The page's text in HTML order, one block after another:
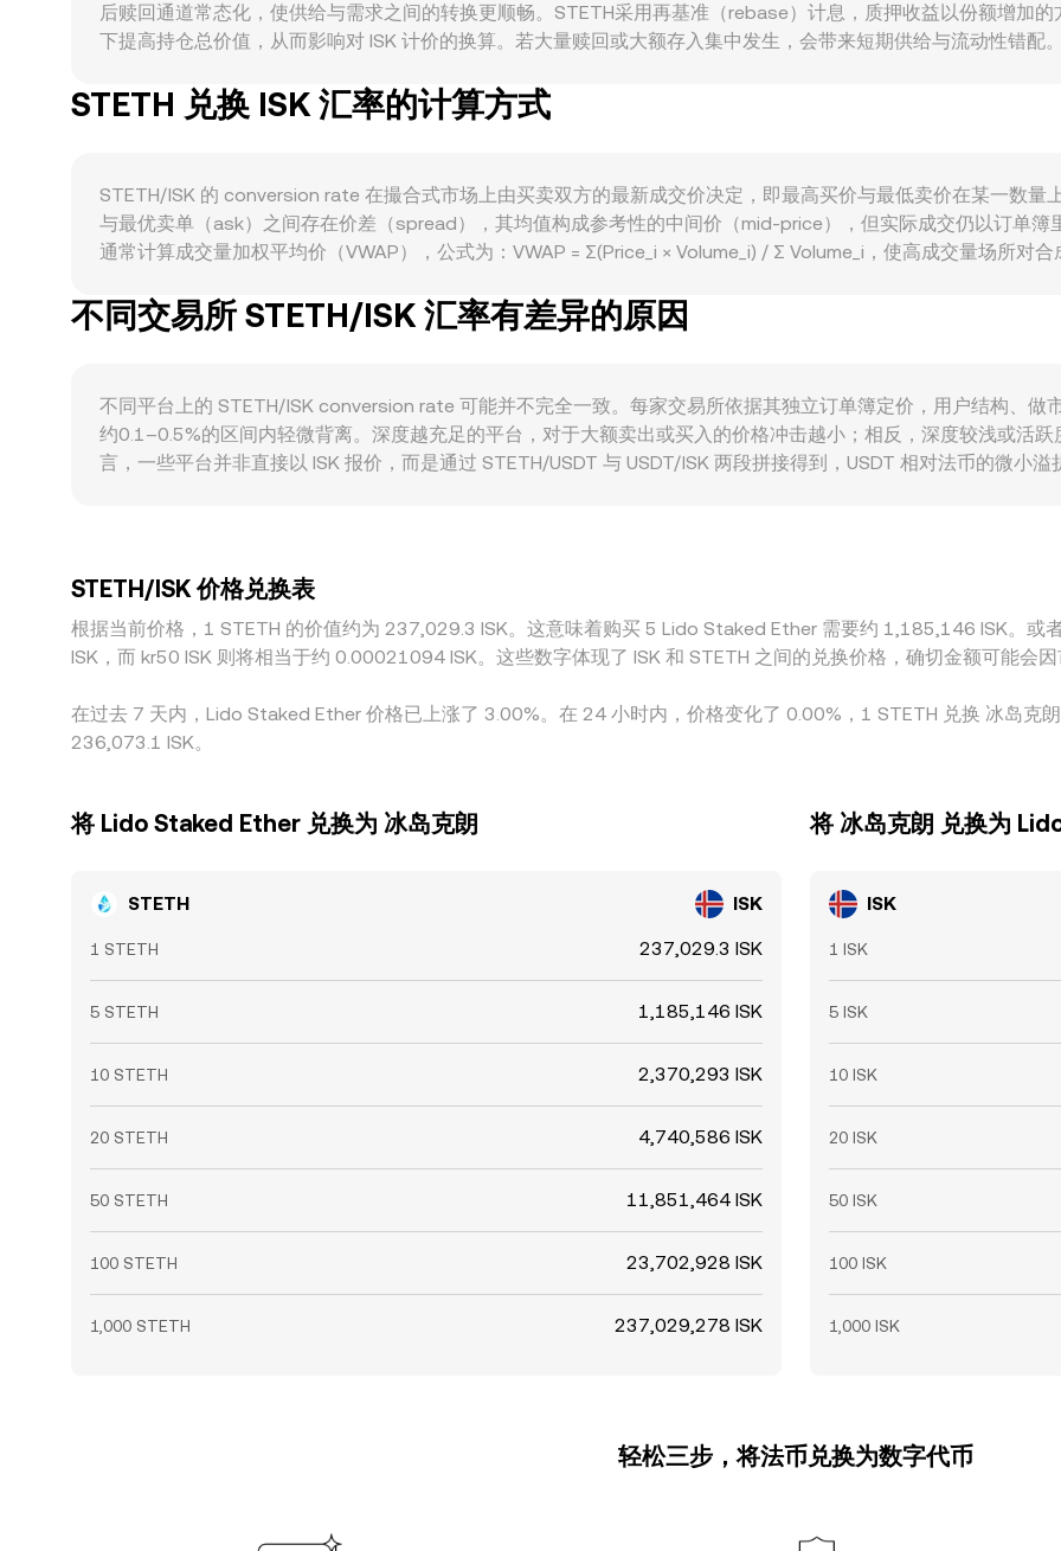
后赎回通道常态化，使供给与需求之间的转换更顺畅。STETH采用再基准（rebase）计息，质押收益以份额增加
下提高持仓总价值，从而影响对 ISK 计价的换算。若大量赎回或大额存入集中发生，会带来短期供给与流动性错配
conversion rate。宏观维度上，STETH与ETH高度相关，而ETH在短期内常受BTC方向性牵引；同时，ISK 的强弱
加密资产风险溢价的影响传导至 STETH/ISK。监管层面，针对质押业务的合规指引、中心化平台对质押代币的上
与赎回、以及 Curve 等池子的 STETH/ETH 池子失衡都会带来短期波动；当池子偏离锚定时，套利与再平衡交易会
STETH 兑换 ISK 汇率的计算方式
STETH/ISK 的 conversion rate 在撮合式市场上由买卖双方的最新成交价决定，即最高买价与最低卖价在某一数
与最优卖单（ask）之间存在价差（spread），其均值构成参考性的中间价（mid-price），但实际成交仍以订单
通常计算成交量加权平均价（VWAP），公式为：VWAP = Σ(Price_i × Volume_i) / Σ Volume_i，使高成交量场所对
（AMM）可用恒定乘积模型描述：x × y = k，其中价格近似为 y/x；需要注意的是，诸如 Curve 的稳定资产与相近
“以池内两侧资产相对储备决定边际价格”的原理。综合而言，订单簿撮合价、跨平台的 VWAP 以及 DEX 池中的边
不同交易所 STETH/ISK 汇率有差异的原因
不同平台上的 STETH/ISK conversion rate 可能并不完全一致。每家交易所依据其独立订单簿定价，用户结构、做
约0.1–0.5%的区间内轻微背离。深度越充足的平台，对于大额卖出或买入的价格冲击越小；相反，深度较浅或活
言，一些平台并非直接以 ISK 报价，而是通过 STETH/USDT 与 USDT/ISK 两段拼接得到，USDT 相对法币的微小
STETH/ISK 价格兑换表
根据当前价格，1 STETH 的价值约为 237,029.3 ISK。这意味着购买 5 Lido Staked Ether 需要约 1,185,146 ISK。
ISK，而 kr50 ISK 则将相当于约 0.00021094 ISK。这些数字体现了 ISK 和 STETH 之间的兑换价格，确切金额可能会
在过去 7 天内，Lido Staked Ether 价格已上涨了 3.00%。在 24 小时内，价格变化了 0.00%，1 STETH 兑换 冰岛克
236,073.1 ISK。
将 Lido Staked Ether 兑换为 冰岛克朗
STETH ISK
1 STETH 237,029.3 ISK
5 STETH 1,185,146 ISK
10 STETH 2,370,293 ISK
20 STETH 4,740,586 ISK
50 STETH 11,851,464 ISK
100 STETH 23,702,928 ISK
1,000 STETH 237,029,278 ISK
将 冰岛克朗 兑换为
ISK
1 ISK
5 ISK
10 ISK
20 ISK
50 ISK
100 ISK
1,000 ISK
轻松三步，将法币兑换为数字代币